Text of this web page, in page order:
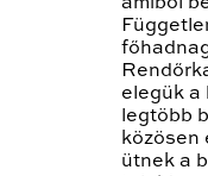
amiből
elegük a
legtöbb
közösen
ütnek a